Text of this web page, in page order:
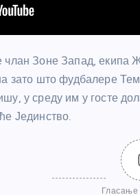
члан Зоне Запад, екипа
зато што фудбалере
у среду им у госте
Јединство.
Гласање